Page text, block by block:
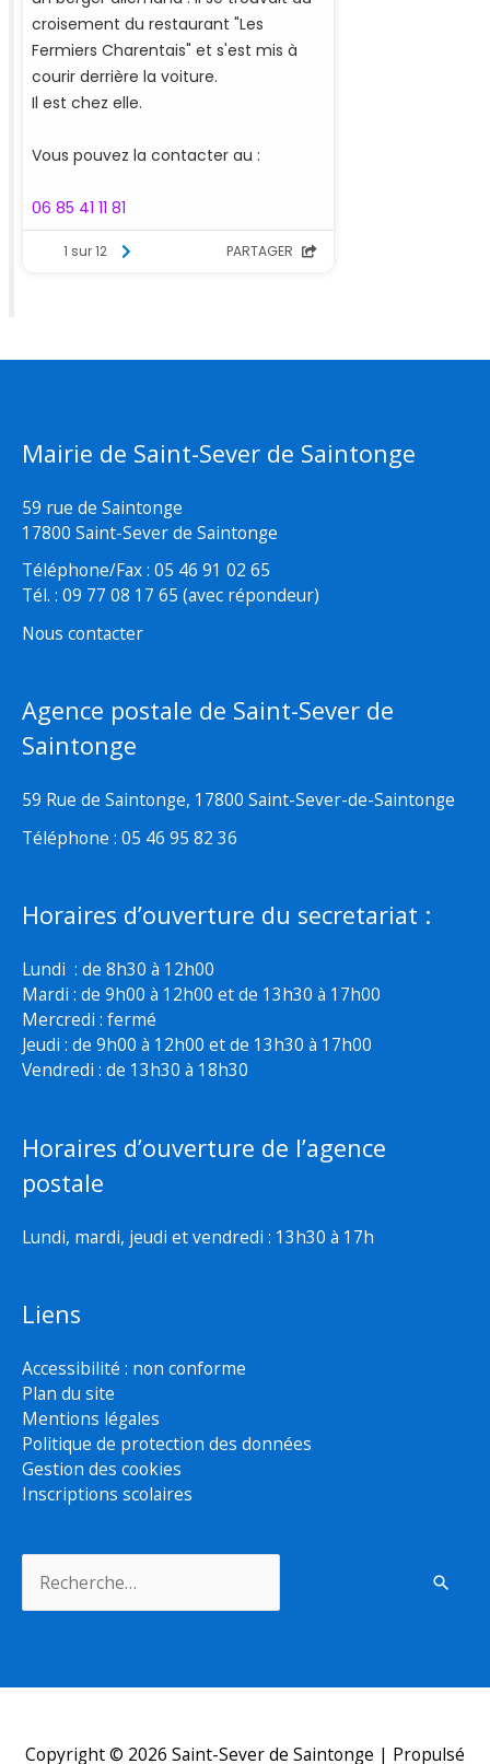
Mairie de Saint-Sever de Saintonge
59 rue de Saintonge
17800 Saint-Sever de Saintonge
Téléphone/Fax : 05 46 91 02 65
Tél. : 09 77 08 17 65 (avec répondeur)
Nous contacter
Agence postale de Saint-Sever de
Saintonge
59 Rue de Saintonge, 17800 Saint-Sever-de-Saintonge
Téléphone : 05 46 95 82 36
Horaires d’ouverture du secretariat :
Lundi : de 8h30 à 12h00
Mardi : de 9h00 à 12h00 et de 13h30 à 17h00
Mercredi : fermé
Jeudi : de 9h00 à 12h00 et de 13h30 à 17h00
Vendredi : de 13h30 à 18h30
Horaires d’ouverture de l’agence
postale
Lundi, mardi, jeudi et vendredi : 13h30 à 17h
Liens
Accessibilité : non conforme
Plan du site
Mentions légales
Politique de protection des données
Gestion des cookies
Inscriptions scolaires
Copyright © 2026 Saint-Sever de Saintonge | Propulsé